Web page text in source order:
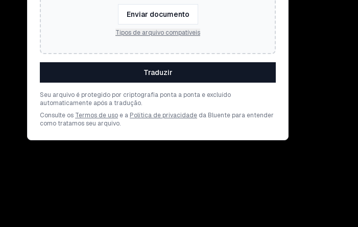
Enviar documento
Tipos de arquivo compatíveis
Traduzir
Seu arquivo é protegido por criptografia ponta a ponta e excluído
automaticamente após a tradução.
Consulte os Termos de uso e a Política de privacidade da Bluente para entender
como tratamos seu arquivo.